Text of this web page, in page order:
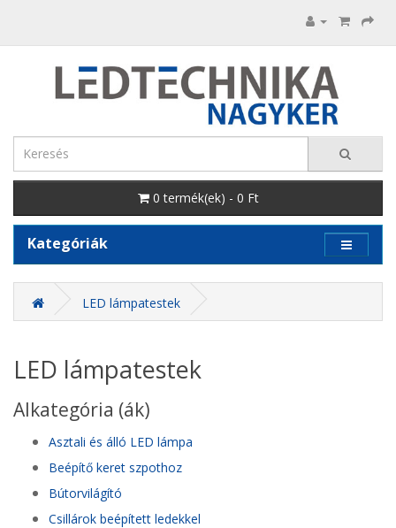
0 termék(ek) - 0 Ft
Kategóriák
LED lámpatestek
LED lámpatestek
Alkategória (ák)
Asztali és álló LED lámpa
Beépítő keret szpothoz
Bútorvilágító
Csillárok beépített ledekkel